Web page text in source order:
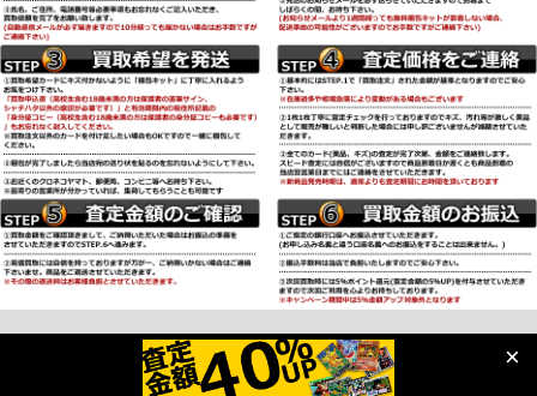
Copyright (C) 2018 kyupokeca-kaitori.com All Rights Reserved. ×